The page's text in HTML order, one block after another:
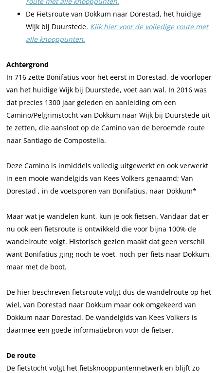
De Fietsroute van Dokkum naar Dorestad, het huidige
Wijk bij Duurstede. Klik hier voor de volledige route met
alle knooppunten.
Achtergrond
In 716 zette Bonifatius voor het eerst in Dorestad, de voorloper
van het huidige Wijk bij Duurstede, voet aan wal. In 2016 was
dat precies 1300 jaar geleden en aanleiding om een
Camino/Pelgrimstocht van Dokkum naar Wijk bij Duurstede uit
te zetten, die aansloot op de Camino van de beroemde route
naar Santiago de Compostella.
Deze Camino is inmiddels volledig uitgewerkt en ook verwerkt
in een mooie wandelgids van Kees Volkers genaamd; Van
Dorestad , in de voetsporen van Bonifatius, naar Dokkum*
Maar wat je wandelen kunt, kun je ook fietsen. Vandaar dat er
nu ook een fietsroute is ontwikkeld die voor bijna 100% de
wandelroute volgt. Historisch gezien maakt dat geen verschil
want Bonifatius ging noch te voet, noch per fiets naar Dokkum,
maar met de boot.
De hier beschreven fietsroute volgt dus de wandelroute op het
wiel, van Dorestad naar Dokkum maar ook omgekeerd van
Dokkum naar Dorestad. De wandelgids van Kees Volkers is
daarmee een goede informatiebron voor de fietser.
De route
De fietstocht volgt het fietsknooppuntennetwerk en blijft zo